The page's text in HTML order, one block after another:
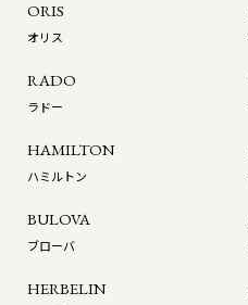
ORIS
オリス
RADO
ラドー
HAMILTON
ハミルトン
BULOVA
ブローバ
HERBELIN